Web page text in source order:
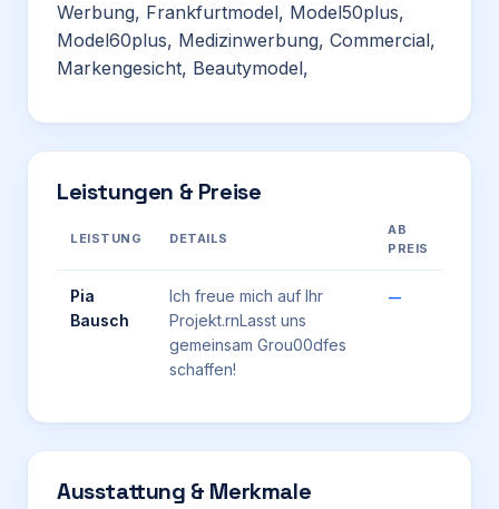
Werbung, Frankfurtmodel, Model50plus,
Model60plus, Medizinwerbung, Commercial,
Markengesicht, Beautymodel,
Leistungen & Preise
LEISTUNG DETAILS
AB
PREIS
Pia
Bausch
Ich freue mich auf Ihr
Projekt.rnLasst uns
gemeinsam Grou00dfes
schaffen!
—
Ausstattung & Merkmale